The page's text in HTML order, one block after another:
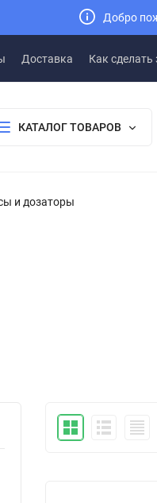
Добро
Доставка Как сделать
КАТАЛОГ ТОВАРОВ
и дозаторы